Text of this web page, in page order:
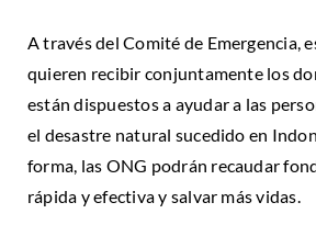
A través del Comité de Emergencia,
quieren recibir conjuntamente los
están dispuestos a ayudar a las
el desastre natural sucedido en
forma, las ONG podrán recaudar
rápida y efectiva y salvar más vidas.